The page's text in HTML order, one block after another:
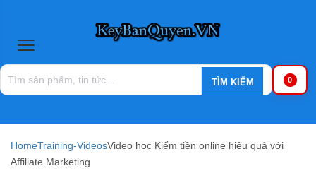
0
HomeTraining-VideosVideo học Kiếm tiền online hiệu quả với
Affiliate Marketing